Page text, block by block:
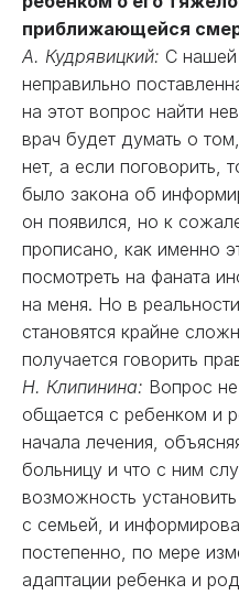
приближающейся
А. Кудрявицкий: С нашей
неправильно
на этот вопрос найти
врач будет думать о
нет, а если поговорить,
было закона об
он появился, но к
прописано, как именно
посмотреть на фаната
на меня. Но в
становятся крайне
получается говорить
Н. Клипинина: Вопрос
общается с ребенком и
начала лечения,
больницу и что с ним
возможность
с семьей, и
постепенно, по мере
адаптации ребенка и